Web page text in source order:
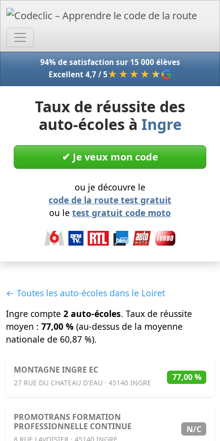
94% de satisfaction sur 15 000 élèves
Excellent 4,7 / 5★★★★ ★
Taux de réussite des
auto-écoles à Ingre
✔︎ Je veux mon code
ou je découvre le
code de la route test gratuit
ou le test gratuit code moto
← Toutes les auto-écoles dans le Loiret
Ingre compte 2 auto-écoles. Taux de réussite
moyen : 77,00 % (au-dessus de la moyenne
nationale de 60,87 %).
MONTAGNE INGRE EC
27 RUE DU CHATEAU D'EAU · 45140 INGRE
77,00 %
PROMOTRANS FORMATION
PROFESSIONNELLE CONTINUE
N/C